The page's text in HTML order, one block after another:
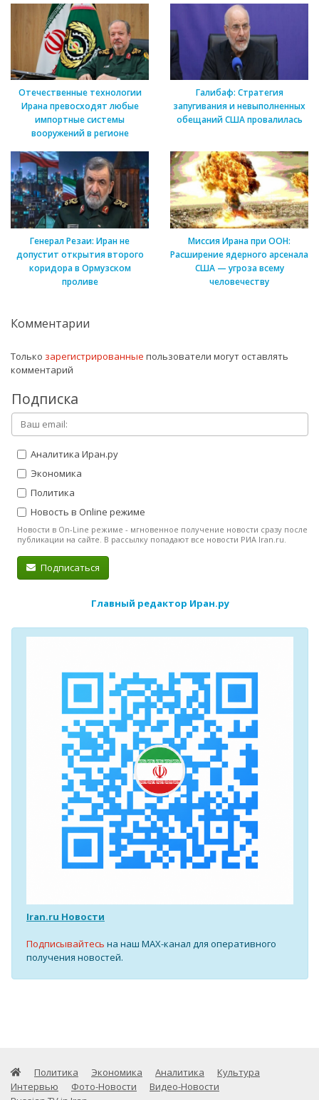
Отечественные технологии
Ирана превосходят любые
импортные системы
вооружений в регионе
Галибаф: Стратегия
запугивания и невыполненных
обещаний США провалилась
Генерал Резаи: Иран не
допустит открытия второго
коридора в Ормузском
проливе
Миссия Ирана при ООН:
Расширение ядерного арсенала
США — угроза всему
человечеству
Комментарии
Только зарегистрированные пользователи могут оставлять
комментарий
Подписка
Аналитика Иран.ру
Экономика
Политика
Новость в Online режиме
Новости в On-Line режиме - мгновенное получение новости сразу после
публикации на сайте. В рассылку попадают все новости РИА Iran.ru.
Подписаться
Главный редактор Иран.ру
Iran.ru Новости
Подписывайтесь на наш MAX-канал для оперативного
получения новостей.
Политика Экономика Аналитика
Культура
Интервью
Фото-Новости
Видео-Новости